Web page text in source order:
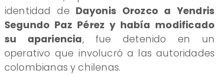
identidad de Dayonis Orozco a Yendris
Segundo Paz Pérez y había modificado
su apariencia, fue detenido en un
operativo que involucró a las autoridades
colombianas y chilenas.